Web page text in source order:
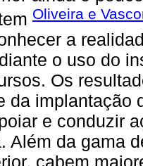
Oliveira e
a
o uso do
Os
da implantação
e conduzir
Além da gama
cabem